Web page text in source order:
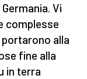
Vi
complesse
alla
fine alla
in terra